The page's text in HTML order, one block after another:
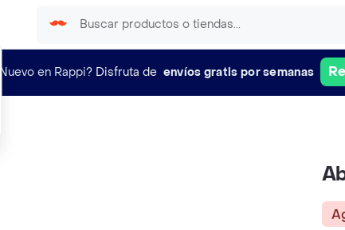
¿Nuevo en Rappi? Disfruta de envíos gratis por semanas